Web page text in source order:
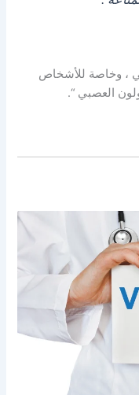
، وخاصة للأشخاص
العصبي “.